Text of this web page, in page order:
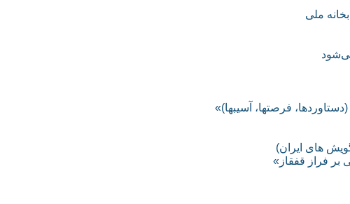
فرصتها، آسیبها)»
های ایران)
فراز قفقاز»